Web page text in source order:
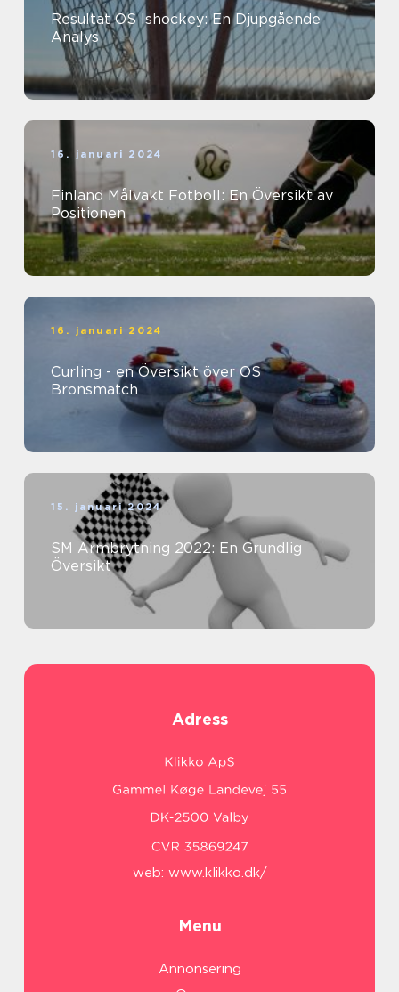
Resultat OS Ishockey: En Djupgående
Analys
16. januari 2024
Finland Målvakt Fotboll: En Översikt av
Positionen
16. januari 2024
Curling - en Översikt över OS
Bronsmatch
15. januari 2024
SM Armbrytning 2022: En Grundlig
Översikt
Adress
web: www.klikko.dk/
Menu
Annonsering